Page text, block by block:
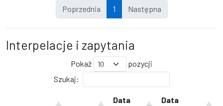
Poprzednia
1 Następna
Interpelacje i zapytania
Pokaż
pozycji
Szukaj:
Data
Data